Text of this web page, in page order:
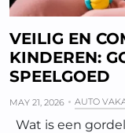
VEILIG EN
KINDEREN:
SPEELGOED
MAY 21, 2026 AUTO
Wat is een